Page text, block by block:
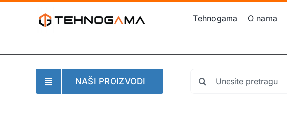
Skip
Tehnogama O nama
NAŠI PROIZVODI
for: